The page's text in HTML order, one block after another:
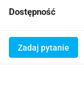
Dostępność
Zadaj pytanie